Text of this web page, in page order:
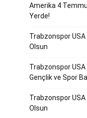
Amerika 4
Yerde!
Trabzonspor USA
Olsun
Trabzonspor USA
Gençlik ve Spor
Trabzonspor
Olsun